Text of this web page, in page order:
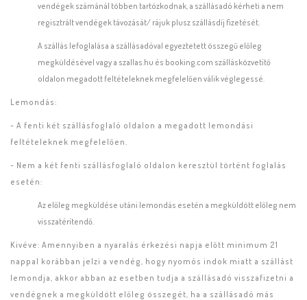
vendégek számánál többen tartózkodnak, a szállásadó kérheti a nem
regisztrált vendégek távozását/ rájuk plusz szállásdíj fizetését.
A szállás lefoglalása a szállásadóval egyeztetett összegű előleg
megküldésével vagy a szallas.hu és booking.com szállásközvetítő
oldalon megadott feltételeknek megfelelően válik véglegessé.
Lemondás:
- A fenti két szállásfoglaló oldalon a megadott lemondási
feltételeknek megfelelően.
- Nem a két fenti szállásfoglaló oldalon keresztül történt foglalás
esetén:
Az előleg megküldése utáni lemondás esetén a megküldött előleg nem
visszatérítendő.
Kivéve: Amennyiben a nyaralás érkezési napja előtt minimum 21
nappal korábban jelzi a vendég, hogy nyomós indok miatt a szállást
lemondja, akkor abban az esetben tudja a szállásadó visszafizetni a
vendégnek a megküldött előleg összegét, ha a szállásadó más